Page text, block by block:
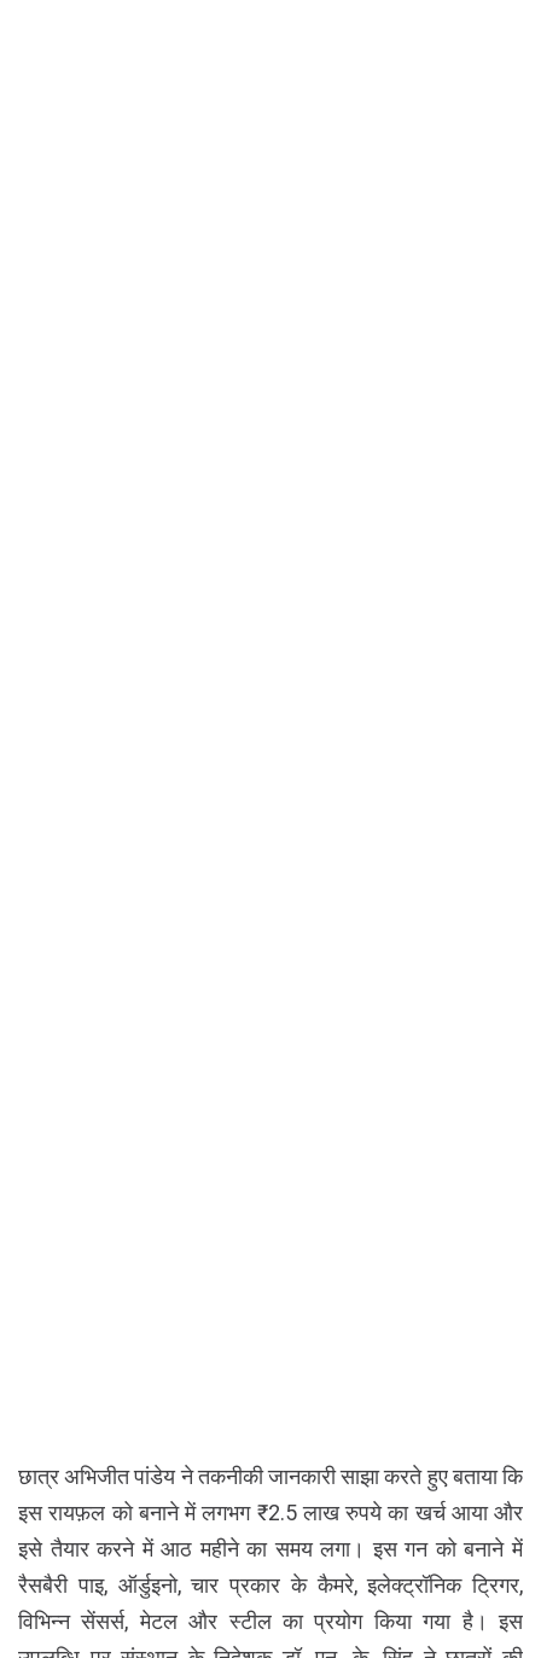
छात्र अभिजीत पांडेय ने तकनीकी जानकारी साझा करते हुए बताया कि
इस रायफ़ल को बनाने में लगभग ₹2.5 लाख रुपये का खर्च आया और
इसे तैयार करने में आठ महीने का समय लगा। इस गन को बनाने में
रैसबैरी पाइ, ऑर्डुइनो, चार प्रकार के कैमरे, इलेक्ट्रॉनिक ट्रिगर,
विभिन्न सेंसर्स, मेटल और स्टील का प्रयोग किया गया है। इस